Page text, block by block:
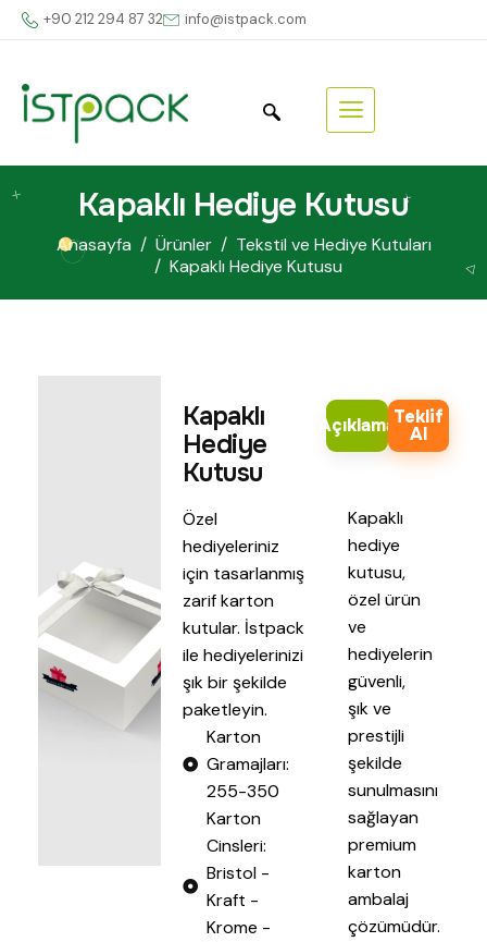
+90 212 294 87 32 info@istpack.com
Kapaklı Hediye Kutusu
Anasayfa Ürünler
Tekstil ve Hediye Kutuları
Kapaklı Hediye Kutusu
Kapaklı
Hediye
Kutusu
Özel
hediyeleriniz
için tasarlanmış
zarif karton
kutular. İstpack
ile hediyelerinizi
şık bir şekilde
paketleyin.
Karton
Gramajları:
255-350
Karton
Cinsleri:
Bristol -
Kraft -
Krome -
Açıklama Teklif
Al
Kapaklı
hediye
kutusu,
özel ürün
ve
hediyelerin
güvenli,
şık ve
prestijli
şekilde
sunulmasını
sağlayan
premium
karton
ambalaj
çözümüdür.